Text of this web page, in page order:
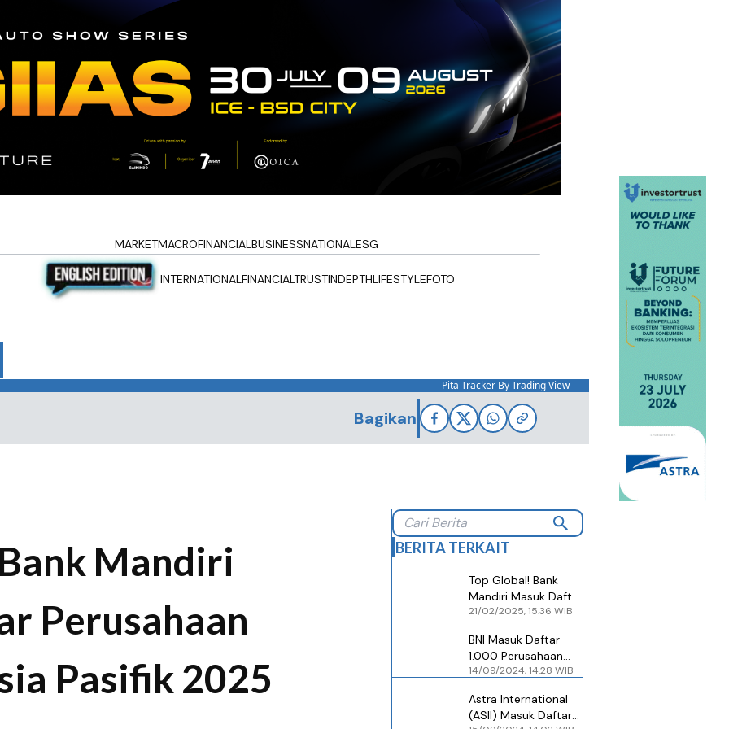
MARKETMACROFINANCIALBUSINESSNATIONALESG
INTERNATIONALFINANCIALTRUSTINDEPTHLIFESTYLEFOTO
Pita Tracker By Trading View
Bagikan
Mandiri
Perusahaan
Pasifik 2025
BERITA TERKAIT
Top Global! Bank
Mandiri Masuk Daftar
Perusahaan Terbaik
versi TIME
21/02/2025, 15.36 WIB
BNI Masuk Daftar
1.000 Perusahaan
Terbaik Dunia 2024
Statista
14/09/2024, 14.28 WIB
Astra International
(ASII) Masuk Daftar